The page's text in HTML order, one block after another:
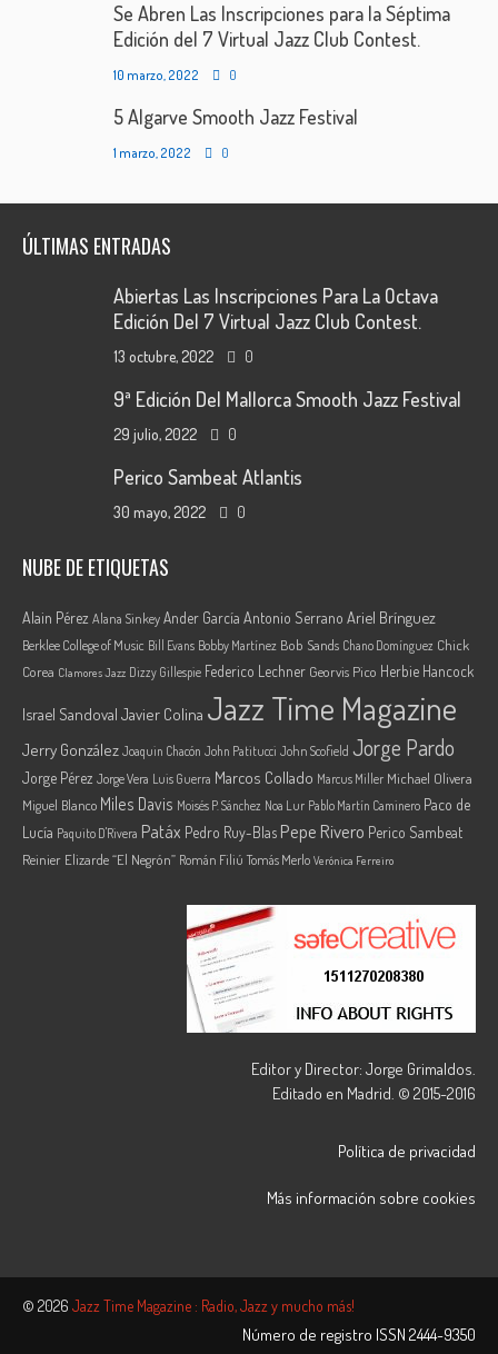
Se Abren Las Inscripciones para la Séptima
Edición del 7 Virtual Jazz Club Contest.
10 marzo, 2022 0
5 Algarve Smooth Jazz Festival
1 marzo, 2022 0
ÚLTIMAS ENTRADAS
Abiertas Las Inscripciones Para La Octava
Edición Del 7 Virtual Jazz Club Contest.
13 octubre, 2022 0
9ª Edición Del Mallorca Smooth Jazz Festival
29 julio, 2022 0
Perico Sambeat Atlantis
30 mayo, 2022 0
NUBE DE ETIQUETAS
Alain Pérez Alana SinkeyAnder García Antonio Serrano Ariel Brínguez
Berklee College of Music Bill Evans Bobby Martínez Bob Sands Chano Domínguez Chick
Corea Clamores Jazz Dizzy Gillespie Federico Lechner Georvis Pico Herbie Hancock
Israel Sandoval Javier Colina Jazz Time Magazine
Jerry González Joaquin Chacón John Patitucci John Scofield Jorge Pardo
Jorge Pérez Jorge Vera Luis Guerra Marcos Collado Marcus Miller Michael Olivera
Miguel Blanco Miles Davis Moisés P. Sánchez Noa Lur Pablo Martín Caminero Paco de
Lucía Paquito D'Rivera Patáx Pedro Ruy-Blas Pepe Rivero Perico Sambeat
Reinier Elizarde “El Negrón” Román Filiú Tomás Merlo Verónica Ferreiro
Editor y Director: Jorge Grimaldos.
Editado en Madrid. © 2015-2016
Política de privacidad
Más información sobre cookies
© 2026 Jazz Time Magazine : Radio, Jazz y mucho más!
Número de registro ISSN 2444-9350